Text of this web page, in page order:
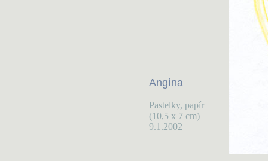
Angína
Pastelky, papír
(10,5 x 7 cm)
9.1.2002